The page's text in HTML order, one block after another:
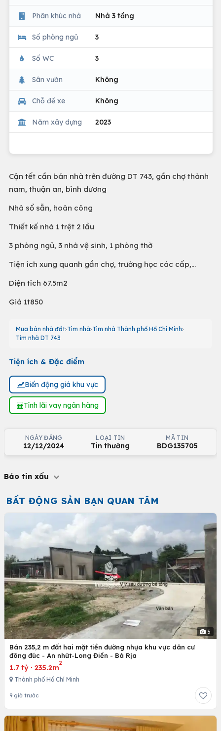
Phân khúc nhà Nhà 3 tầng
Số phòng ngủ 3
Số WC 3
Sân vườn Không
Chỗ để xe Không
Năm xây dựng 2023
Cận tết cần bán nhà trên đường DT 743, gần chợ thành
nam, thuận an, bình dương
Nhà sổ sẵn, hoàn công
Thiết kế nhà 1 trệt 2 lầu
3 phòng ngủ, 3 nhà vệ sinh, 1 phòng thờ
Tiện ích xung quanh gần chợ, trường học các cấp,...
Diện tích 67.5m2
Giá 1t850
Mua bán nhà đất Tìm nhà Tìm nhà Thành phố Hồ Chí Minh
Tìm nhà DT 743
Tiện ích & Đặc điểm
Biến động giá khu vực
Tính lãi vay ngân hàng
NGÀY ĐĂNG
12/12/2024
LOẠI TIN
Tin thường
MÃ TIN
BDG135705
Báo tin xấu
BẤT ĐỘNG SẢN BẠN QUAN TÂM
5
Bán 235,2 m đất hai mặt tiền đường nhựa khu vực dân cư
đông đúc - An nhứt-Long Điền - Bà Rịa
1.7 tỷ · 235.2m
2
Thành phố Hồ Chí Minh
9 giờ trước